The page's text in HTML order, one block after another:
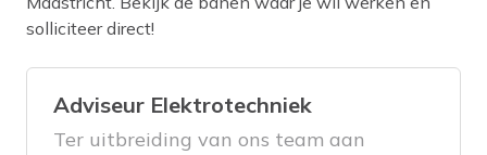
solliciteer direct!
Adviseur Elektrotechniek
Ter uitbreiding van ons team aan